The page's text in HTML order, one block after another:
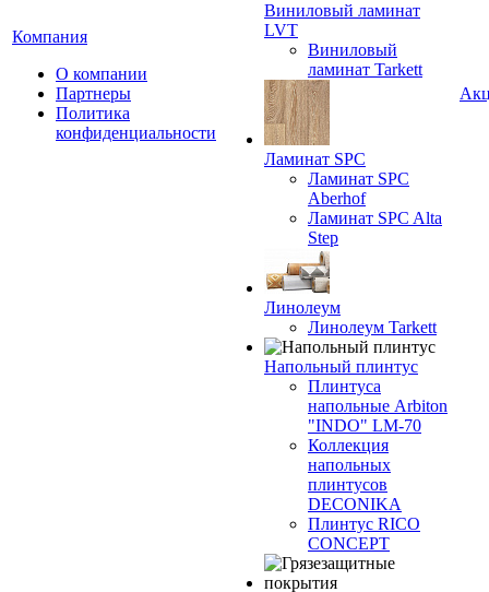
Компания
О компании
Партнеры
Политика
конфиденциальности
Виниловый ламинат
LVT
Виниловый
ламинат Tarkett
Ламинат SPC
Ламинат SPC
Aberhof
Ламинат SPC Alta
Step
Линолеум
Линолеум Tarkett
Напольный плинтус
Плинтуса
напольные Arbiton
"INDO" LM-70
Коллекция
напольных
плинтусов
DECONIKA
Плинтус RICO
CONCEPT